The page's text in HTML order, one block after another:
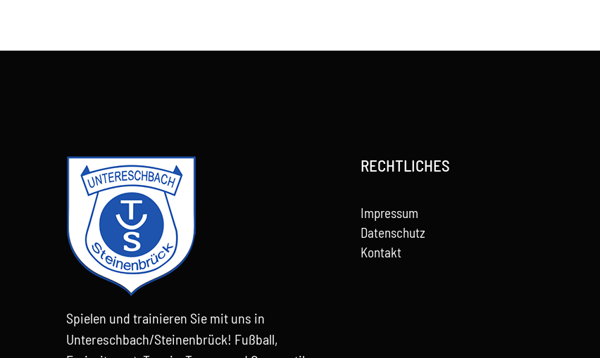
Spielen und trainieren Sie mit uns in
Untereschbach/Steinenbrück! Fußball,
RECHTLICHES
Impressum
Datenschutz
Kontakt